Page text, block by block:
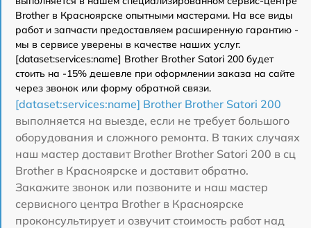
Brother в Красноярске опытными мастерами. На все виды
работ и запчасти предоставляем расширенную гарантию -
мы в сервисе уверены в качестве наших услуг.
[dataset:services:name] Brother Brother Satori 200 будет
стоить на -15% дешевле при оформлении заказа на сайте
через звонок или форму обратной связи.
[dataset:services:name] Brother Brother Satori 200
выполняется на выезде, если не требует большого
оборудования и сложного ремонта. В таких случаях
наш мастер доставит Brother Brother Satori 200 в сц
Brother в Красноярске и доставит обратно.
Закажите звонок или позвоните и наш мастер
сервисного центра Brother в Красноярске
проконсультирует и озвучит стоимость работ над